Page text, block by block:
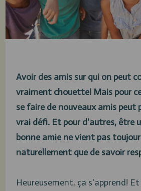
Avoir des amis sur qui on peut
vraiment chouette! Mais pour
se faire de nouveaux amis peut
vrai défi. Et pour d'autres, être
bonne amie ne vient pas
naturellement que de savoir
Heureusement, ça s'apprend!